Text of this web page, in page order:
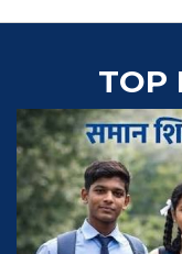
TOP